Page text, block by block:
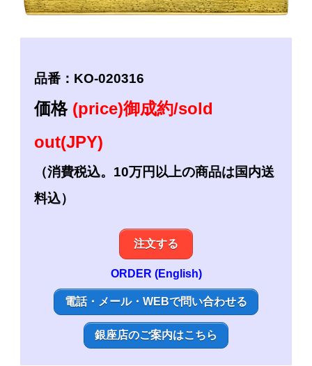
品番：KO-020316
価格 (price)御成約/sold
out(JPY)
（消費税込。10万円以上の商品は国内送
料込）
注文する
ORDER (English)
電話・メール・WEBで問い合わせる
銀座店のご案内はこちら